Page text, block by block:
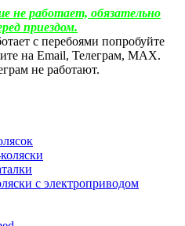
не работает, обязательно
приездом.
с перебоями попробуйте
на Email, Телеграм, МАХ.
не работают.
с электроприводом